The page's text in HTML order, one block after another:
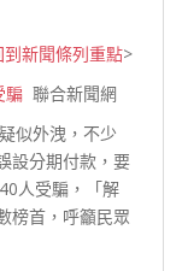
到新聞條列重點>
騙 聯合新聞網
似外洩，不少
設分期付款，要
人受騙，「解
榜首，呼籲民眾